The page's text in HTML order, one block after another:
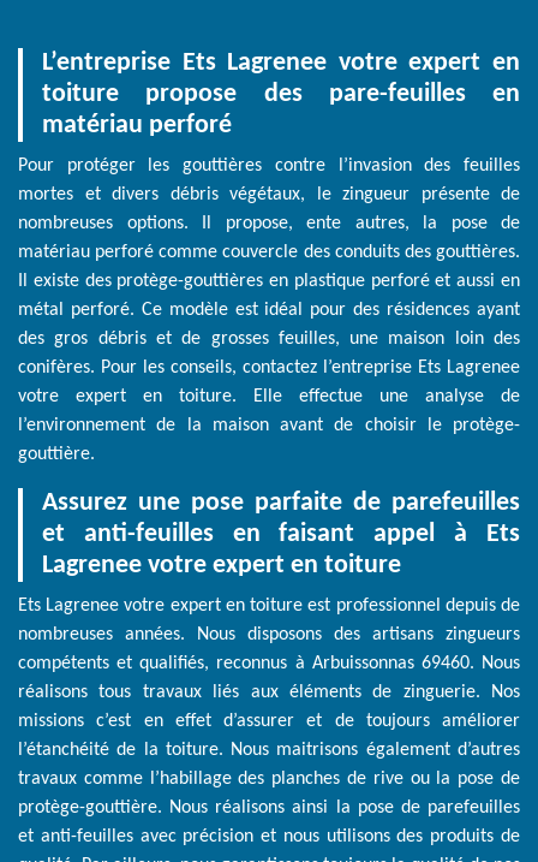
L’entreprise Ets Lagrenee votre expert en
toiture propose des pare-feuilles en
matériau perforé
Pour protéger les gouttières contre l’invasion des feuilles
mortes et divers débris végétaux, le zingueur présente de
nombreuses options. Il propose, ente autres, la pose de
matériau perforé comme couvercle des conduits des gouttières.
Il existe des protège-gouttières en plastique perforé et aussi en
métal perforé. Ce modèle est idéal pour des résidences ayant
des gros débris et de grosses feuilles, une maison loin des
conifères. Pour les conseils, contactez l’entreprise Ets Lagrenee
votre expert en toiture. Elle effectue une analyse de
l’environnement de la maison avant de choisir le protège-
gouttière.
Assurez une pose parfaite de parefeuilles
et anti-feuilles en faisant appel à Ets
Lagrenee votre expert en toiture
Ets Lagrenee votre expert en toiture est professionnel depuis de
nombreuses années. Nous disposons des artisans zingueurs
compétents et qualifiés, reconnus à Arbuissonnas 69460. Nous
réalisons tous travaux liés aux éléments de zinguerie. Nos
missions c’est en effet d’assurer et de toujours améliorer
l’étanchéité de la toiture. Nous maitrisons également d’autres
travaux comme l’habillage des planches de rive ou la pose de
protège-gouttière. Nous réalisons ainsi la pose de parefeuilles
et anti-feuilles avec précision et nous utilisons des produits de